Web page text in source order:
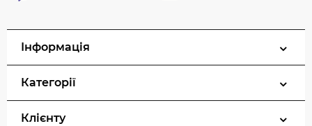
Інформація
Категорії
Клієнту